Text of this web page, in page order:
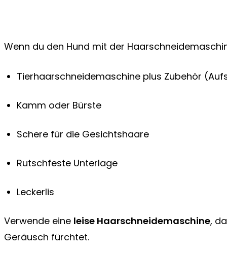
Wenn du den Hund mit der
Tierhaarschneidemaschine plus Zubehör
Kamm oder Bürste
Schere für die Gesichtshaare
Rutschfeste Unterlage
Leckerlis
Verwende eine leise Haarschneidemaschine,
Geräusch fürchtet.